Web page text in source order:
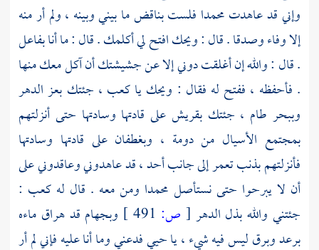
وإني قد عاهدتمحمدا فلست بناقض ما بيني وبينه ، ولم أر منه
إلا وفاء وصدقا . قال : ويحك افتح لي أكلمك . قال : ما أنا بفاعل
. قال : والله إن أغلقت دوني إلا عن جشيشتك أن آكل معك منها
. فأحفظه ، ففتح له فقال : ويحك ياكعب ، جئتك بعز الدهر
وببحر طام ، جئتكبقريش على قادتها وسادتها حتى أنزلتهم
بمجتمع الأسيال مندومة ، وبغطفانعلى قادتها وسادتها
فأنزلتهمبذنب تعمرإلى جانبأحد ،قد عاهدوني وعاقدوني على
أن لا يبرحوا حتى نستأصل محمدا ومن معه . قال له كعب :
جئتني والله بذل الدهر [ ص:
وبجهام قد هراق ماءه
برعد وبرق ليس فيه شيء ، ياحييفدعني وما أنا عليه فإني لم أر